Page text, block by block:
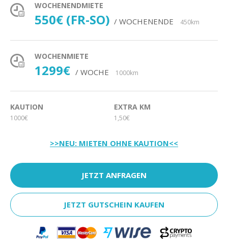
WOCHENENDMIETE
550€ (FR-SO) / WOCHENENDE 450km
WOCHENMIETE
1299€ / WOCHE 1000km
KAUTION
1000€
EXTRA KM
1,50€
>>NEU: MIETEN OHNE KAUTION<<
JETZT ANFRAGEN
JETZT GUTSCHEIN KAUFEN